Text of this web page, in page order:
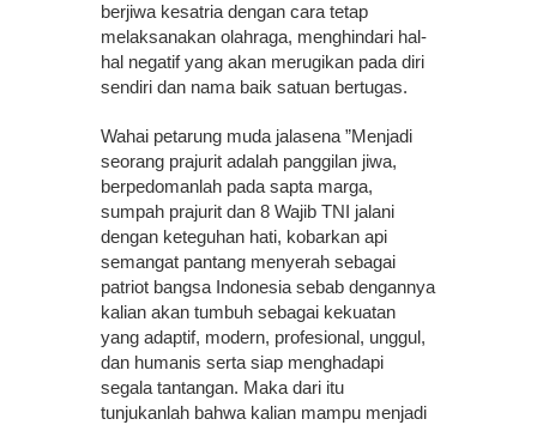
berjiwa kesatria dengan cara tetap
melaksanakan olahraga, menghindari hal-
hal negatif yang akan merugikan pada diri
sendiri dan nama baik satuan bertugas.
Wahai petarung muda jalasena ”Menjadi
seorang prajurit adalah panggilan jiwa,
berpedomanlah pada sapta marga,
sumpah prajurit dan 8 Wajib TNI jalani
dengan keteguhan hati, kobarkan api
semangat pantang menyerah sebagai
patriot bangsa Indonesia sebab dengannya
kalian akan tumbuh sebagai kekuatan
yang adaptif, modern, profesional, unggul,
dan humanis serta siap menghadapi
segala tantangan. Maka dari itu
tunjukanlah bahwa kalian mampu menjadi